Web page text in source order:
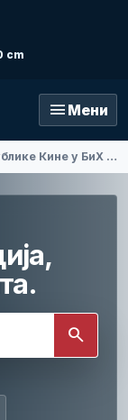
cm
menu Мени
Амбасадорка Народне Републике Кине у БиХ Ли Фан посјетила Добој
search